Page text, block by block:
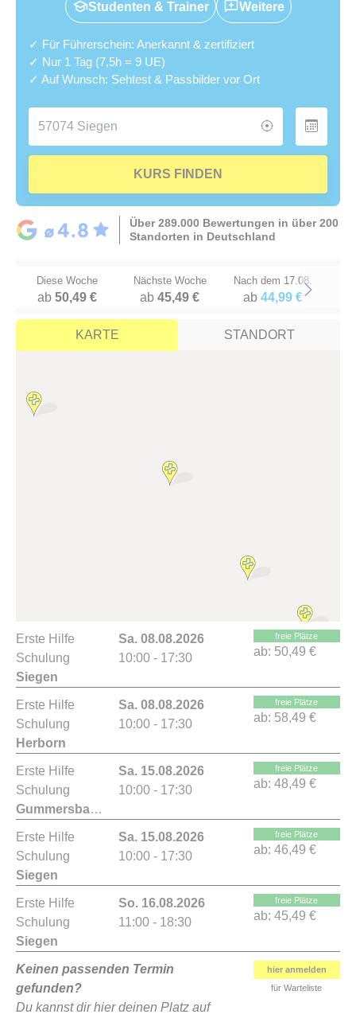
Studenten & Trainer Weitere
✓ Für Führerschein: Anerkannt & zertifiziert
✓ Nur 1 Tag (7,5h = 9 UE)
✓ Auf Wunsch: Sehtest & Passbilder vor Ort
KURS FINDEN
Über 289.000 Bewertungen in über 200
Standorten in Deutschland
Diese Woche
ab50,49 €
Nächste Woche
ab45,49 €
Nach dem 17.08.
ab 44,99 €Next
KARTE STANDORT
Erste Hilfe
Schulung
Siegen
Sa. 08.08.2026
10:00 - 17:30
freie Plätze
ab: 50,49 €
Erste Hilfe
Schulung
Herborn
Sa. 08.08.2026
10:00 - 17:30
freie Plätze
ab: 58,49 €
Erste Hilfe
Schulung
Gummersbach
Sa. 15.08.2026
10:00 - 17:30
freie Plätze
ab: 48,49 €
Erste Hilfe
Schulung
Siegen
Sa. 15.08.2026
10:00 - 17:30
freie Plätze
ab: 46,49 €
Erste Hilfe
Schulung
Siegen
So. 16.08.2026
11:00 - 18:30
freie Plätze
ab: 45,49 €
Keinen passenden Termin
gefunden?
Du kannst dir hier deinen Platz auf
hier anmelden
für Warteliste